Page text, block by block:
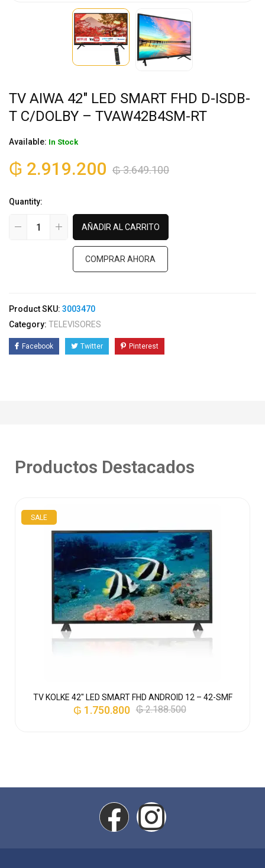
TV AIWA 42″ LED SMART FHD D-ISDB-
T C/DOLBY – TVAW42B4SM-RT
Available: In Stock
₲3.649.100
₲ 2.919.200
Quantity:
AÑADIR AL CARRITO
COMPRAR AHORA
Product SKU: 3003470
Category: TELEVISORES
Facebook Twitter Pinterest
Productos Destacados
SALE
TV KOLKE 42″ LED SMART FHD ANDROID 12 – 42-SMF
₲2.188.500
₲ 1.750.800